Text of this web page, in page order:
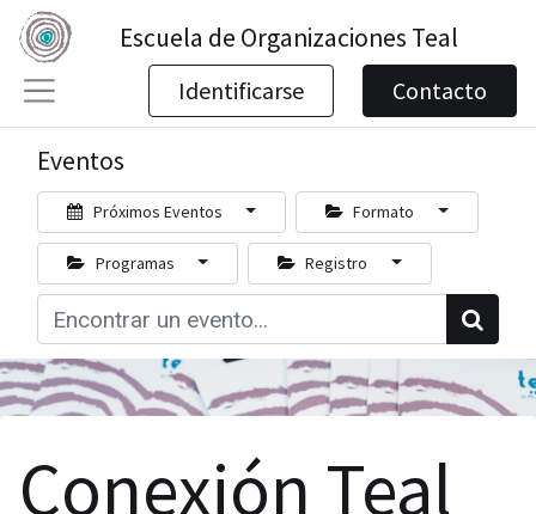
Escuela de Organizaciones Teal
Identificarse Contacto
Eventos
Próximos Eventos Formato
Programas Registro
Conexión Teal